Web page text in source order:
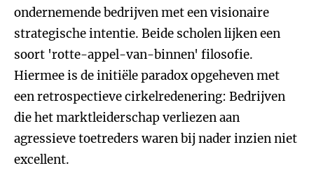
ondernemende bedrijven met een visionaire
strategische intentie. Beide scholen lijken een
soort 'rotte-appel-van-binnen' filosofie.
Hiermee is de initiële paradox opgeheven met
een retrospectieve cirkelredenering: Bedrijven
die het marktleiderschap verliezen aan
agressieve toetreders waren bij nader inzien niet
excellent.